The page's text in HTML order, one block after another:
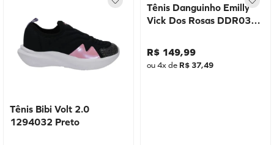
Tênis Bibi Volt 2.0
1294032 Preto
Tênis Danguinho Emilly
Vick Dos Rosas DDR03E
R$ 149,99
ou4x de R$ 37,49